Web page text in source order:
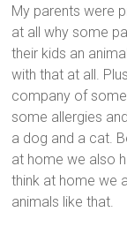
My parents were
at all why some
their kids an
with that at all.
company of
some allergies
a dog and a cat.
at home we also
think at home we
animals like that.